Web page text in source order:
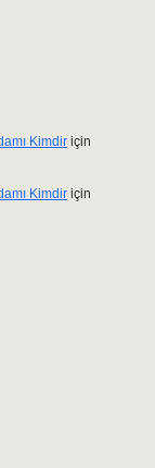
Kimdir için
Kimdir için